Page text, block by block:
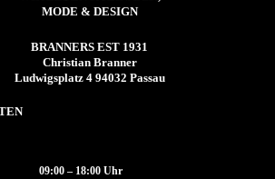
MODE & DESIGN
BRANNERS EST 1931
Christian Branner
Ludwigsplatz 4 94032 Passau
09:00 – 18:00 Uhr